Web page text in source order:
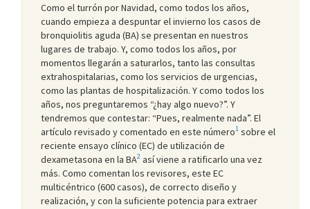
Como el turrón por Navidad, como todos los años,
cuando empieza a despuntar el invierno los casos de
bronquiolitis aguda (BA) se presentan en nuestros
lugares de trabajo. Y, como todos los años, por
momentos llegarán a saturarlos, tanto las consultas
extrahospitalarias, como los servicios de urgencias,
como las plantas de hospitalización. Y como todos los
años, nos preguntaremos “¿hay algo nuevo?”. Y
tendremos que contestar: “Pues, realmente nada”. El
artículo revisado y comentado en este número1 sobre el
reciente ensayo clínico (EC) de utilización de
dexametasona en la BA2 así viene a ratificarlo una vez
más. Como comentan los revisores, este EC
multicéntrico (600 casos), de correcto diseño y
realización, y con la suficiente potencia para extraer